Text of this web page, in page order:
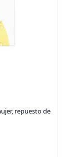
repuesto de